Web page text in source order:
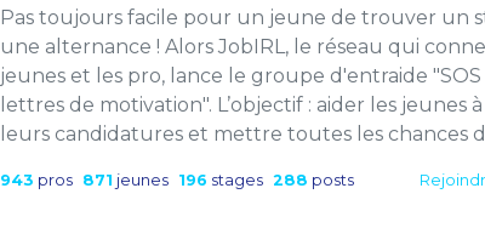
Pas toujours facile pour un jeune de trouver un
une alternance ! Alors JobIRL, le réseau qui
jeunes et les pro, lance le groupe d'entraide "SOS
lettres de motivation". L’objectif : aider les jeunes
leurs candidatures et mettre toutes les chances
943 pros 871 jeunes 196 stages 288 posts